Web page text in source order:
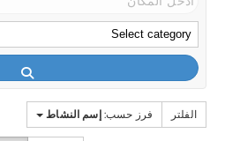
الفلتر فرز حسب:إسم النشاط